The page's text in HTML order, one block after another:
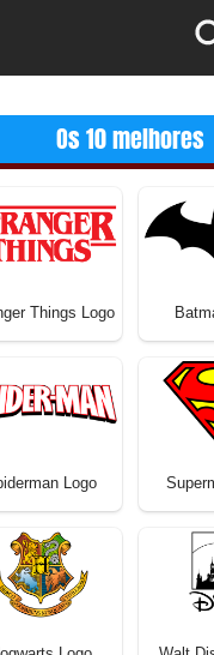
Os 10 melhores
Things Logo
Logo